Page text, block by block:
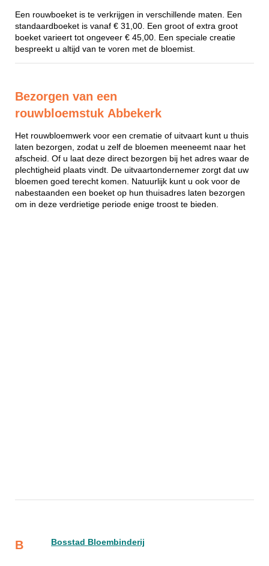
Een rouwboeket is te verkrijgen in verschillende maten. Een
standaardboeket is vanaf € 31,00. Een groot of extra groot
boeket varieert tot ongeveer € 45,00. Een speciale creatie
bespreekt u altijd van te voren met de bloemist.
Bezorgen van een
rouwbloemstuk Abbekerk
Het rouwbloemwerk voor een crematie of uitvaart kunt u thuis
laten bezorgen, zodat u zelf de bloemen meeneemt naar het
afscheid. Of u laat deze direct bezorgen bij het adres waar de
plechtigheid plaats vindt. De uitvaartondernemer zorgt dat uw
bloemen goed terecht komen. Natuurlijk kunt u ook voor de
nabestaanden een boeket op hun thuisadres laten bezorgen
om in deze verdrietige periode enige troost te bieden.
B Bosstad Bloembinderij